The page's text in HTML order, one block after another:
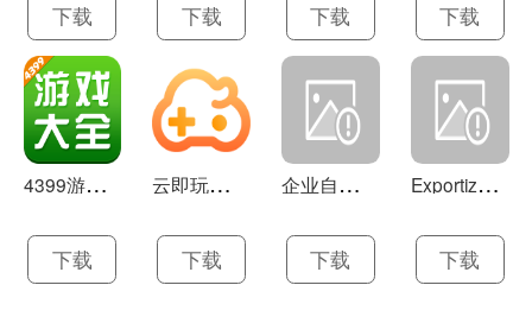
下载 下载 下载 下载
4
399游戏盒 官方下载 7.9.1
下载
云
即玩游戏盒 1.0.5.4
下载
企
业自助建站系统 9.0
下载
E
xportizer 9.0.8
下载